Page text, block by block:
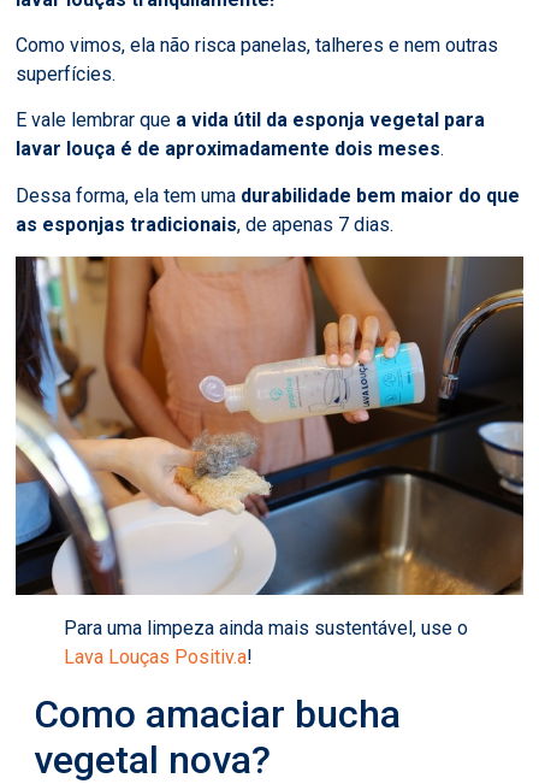
Como vimos, ela não risca panelas, talheres e nem outras
superfícies.
E vale lembrar que a vida útil da esponja vegetal para
lavar louça é de aproximadamente dois meses.
Dessa forma, ela tem uma durabilidade bem maior do que
as esponjas tradicionais, de apenas 7 dias.
Para uma limpeza ainda mais sustentável, use o
Lava Louças Positiv.a!
Como amaciar bucha
vegetal nova?